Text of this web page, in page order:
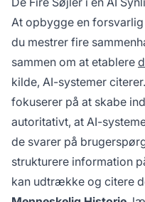
At opbygge en forsvarlig
du mestrer fire
sammen om at etablere
kilde, AI-systemer
fokuserer på at skabe
autoritativt, at AI-
de svarer på
strukturere information
kan udtrække og citere